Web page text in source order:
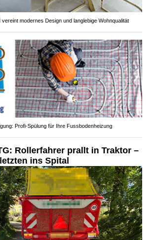
modernes Design und langlebige Wohnqualität
Profi-Spülung für Ihre Fussbodenheizung
Rollerfahrer prallt in Traktor –
ins Spital